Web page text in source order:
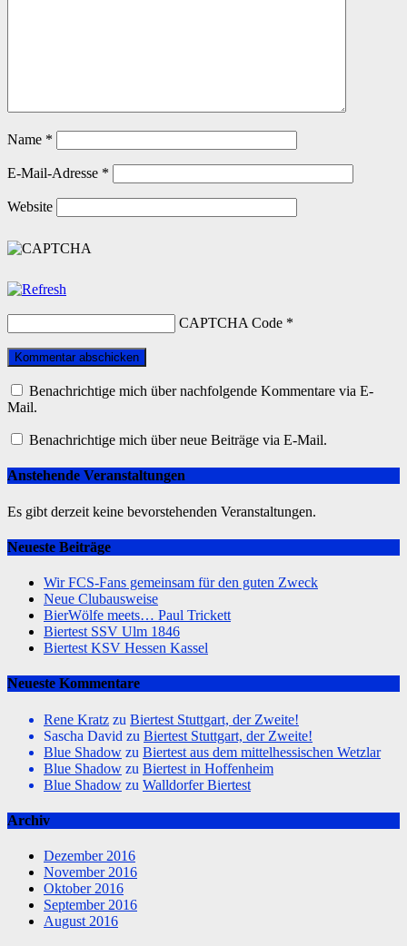
Name *
E-Mail-Adresse *
Website
CAPTCHA Code *
Benachrichtige mich über nachfolgende Kommentare via E-
Mail.
Benachrichtige mich über neue Beiträge via E-Mail.
Anstehende Veranstaltungen
Es gibt derzeit keine bevorstehenden Veranstaltungen.
Neueste Beiträge
Wir FCS-Fans gemeinsam für den guten Zweck
Neue Clubausweise
BierWölfe meets… Paul Trickett
Biertest SSV Ulm 1846
Biertest KSV Hessen Kassel
Neueste Kommentare
Rene Kratz zu Biertest Stuttgart, der Zweite!
Sascha David zu Biertest Stuttgart, der Zweite!
Blue Shadow zu Biertest aus dem mittelhessischen Wetzlar
Blue Shadow zu Biertest in Hoffenheim
Blue Shadow zu Walldorfer Biertest
Archiv
Dezember 2016
November 2016
Oktober 2016
September 2016
August 2016